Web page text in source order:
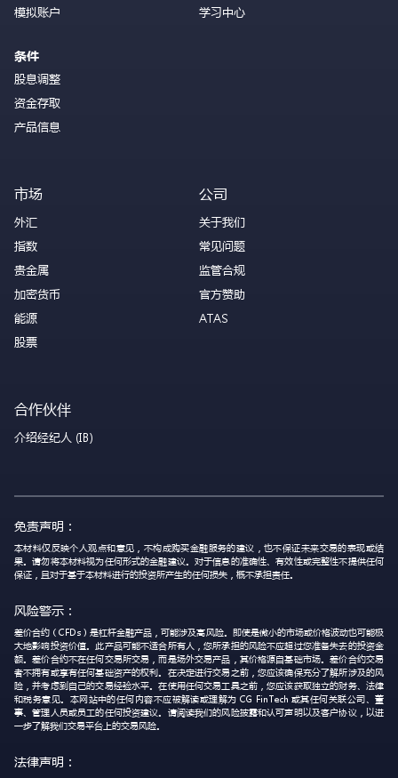
模拟账户
条件
股息调整
资金存取
产品信息
学习中心
市场
外汇
指数
贵金属
加密货币
能源
股票
公司
关于我们
常见问题
监管合规
官方赞助
ATAS
合作伙伴
介绍经纪人 (IB)
免责声明：
本材料仅反映个人观点和意见，不构成购买金融服务的建议，也不保证未来交易的表现或结
果。请勿将本材料视为任何形式的金融建议。对于信息的准确性、有效性或完整性不提供任何
保证，且对于基于本材料进行的投资所产生的任何损失，概不承担责任。
风险警示：
差价合约（CFDs）是杠杆金融产品，可能涉及高风险。即使是微小的市场或价格波动也可能极
大地影响投资价值。此产品可能不适合所有人，您所承担的风险不应超过您准备失去的投资金
额。差价合约不在任何交易所交易，而是场外交易产品，其价格源自基础市场。差价合约交易
者不拥有或享有任何基础资产的权利。在决定进行交易之前，您应该确保充分了解所涉及的风
险，并考虑到自己的交易经验水平。在使用任何交易工具之前，您应该获取独立的财务、法律
和税务意见。本网站中的任何内容不应被解读或理解为 CG FinTech 或其任何关联公司、董
事、管理人员或员工的任何投资建议。请阅读我们的风险披露和认可声明以及客户协议，以进
一步了解我们交易平台上的交易风险。
法律声明：